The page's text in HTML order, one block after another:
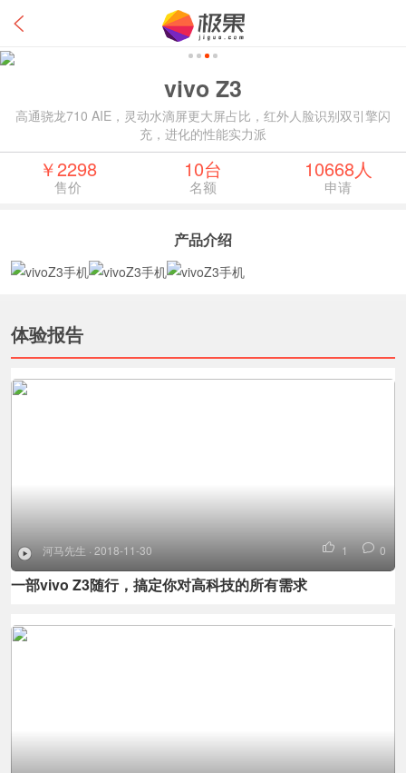
vivo Z3
高通骁龙710 AIE，灵动水滴屏更大屏占比，红外人脸识别双引擎闪
充，进化的性能实力派
￥2298
售价
10台
名额
10668人
申请
产品介绍
展开更多
体验报告
河马先生 · 2018-11-30 1 0
一部vivo Z3随行，搞定你对高科技的所有需求